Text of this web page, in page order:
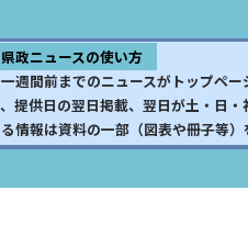
政ニュースの使い方
週間前までのニュースがトップペー
提供日の翌日掲載、翌日が土・日・
情報は資料の一部（図表や冊子等）